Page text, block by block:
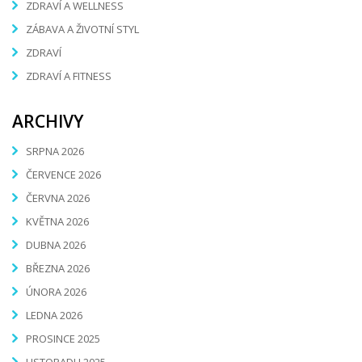
ZDRAVÍ A WELLNESS
ZÁBAVA A ŽIVOTNÍ STYL
ZDRAVÍ
ZDRAVÍ A FITNESS
ARCHIVY
SRPNA 2026
ČERVENCE 2026
ČERVNA 2026
KVĚTNA 2026
DUBNA 2026
BŘEZNA 2026
ÚNORA 2026
LEDNA 2026
PROSINCE 2025